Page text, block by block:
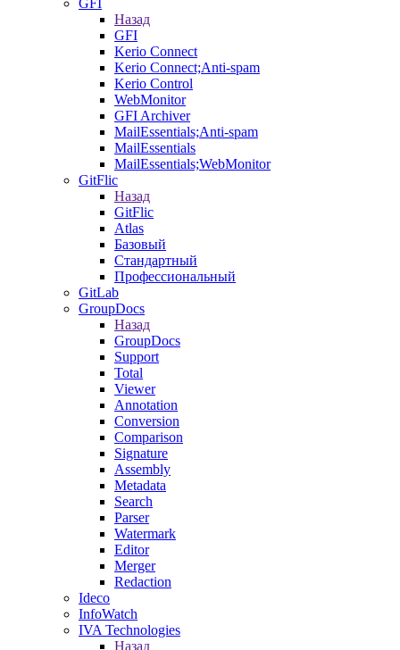
GFI
Назад
GFI
Kerio Connect
Kerio Connect;Anti-spam
Kerio Control
WebMonitor
GFI Archiver
MailEssentials;Anti-spam
MailEssentials
MailEssentials;WebMonitor
GitFlic
Назад
GitFlic
Atlas
Базовый
Стандартный
Профессиональный
GitLab
GroupDocs
Назад
GroupDocs
Support
Total
Viewer
Annotation
Conversion
Comparison
Signature
Assembly
Metadata
Search
Parser
Watermark
Editor
Merger
Redaction
Ideco
InfoWatch
IVA Technologies
Назад